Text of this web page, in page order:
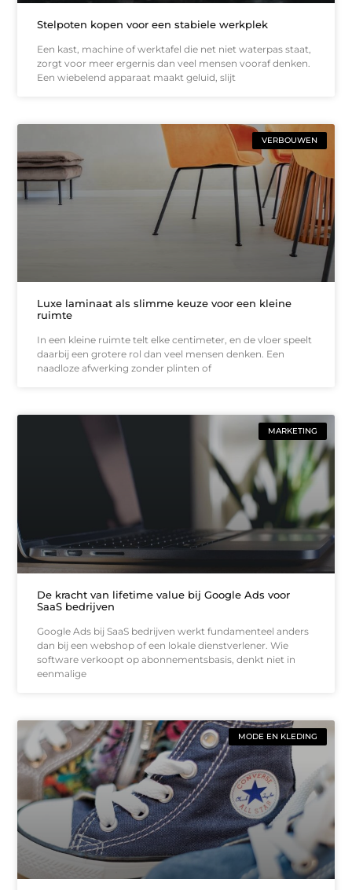
Stelpoten kopen voor een stabiele werkplek
Een kast, machine of werktafel die net niet waterpas staat,
zorgt voor meer ergernis dan veel mensen vooraf denken.
Een wiebelend apparaat maakt geluid, slijt
VERBOUWEN
Luxe laminaat als slimme keuze voor een kleine
ruimte
In een kleine ruimte telt elke centimeter, en de vloer speelt
daarbij een grotere rol dan veel mensen denken. Een
naadloze afwerking zonder plinten of
MARKETING
De kracht van lifetime value bij Google Ads voor
SaaS bedrijven
Google Ads bij SaaS bedrijven werkt fundamenteel anders
dan bij een webshop of een lokale dienstverlener. Wie
software verkoopt op abonnementsbasis, denkt niet in
eenmalige
MODE EN KLEDING